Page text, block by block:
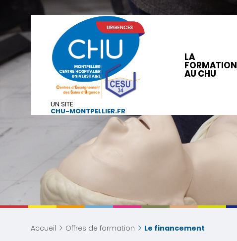
UN SITE
CHU-MONTPELLIER.FR
LA
FORMATION
AU CHU
Accueil Offres de formation Le financement